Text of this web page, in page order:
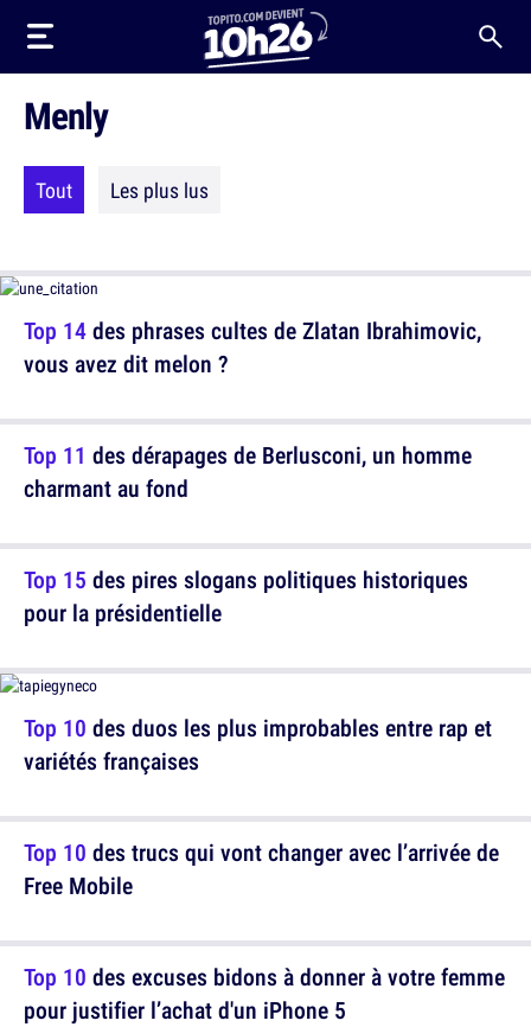
Menly
Tout Les plus lus
Top 14des phrases cultes de Zlatan Ibrahimovic,
vous avez dit melon ?
Top 11 des dérapages de Berlusconi, un homme
charmant au fond
Top 10 des duos les plus improbables entre rap et
variétés françaises
Top 10 des excuses bidons à donner à votre femme
pour justifier l’achat d'un iPhone 5
Top 15 des pires slogans politiques historiques
pour la présidentielle
Top 10 des trucs qui vont changer avec l’arrivée de
Free Mobile